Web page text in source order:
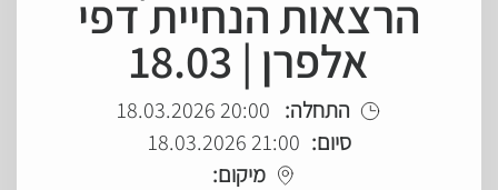
הרצאות הנחיית דפי
אלפרן | 18.03
התחלה: 20:00 18.03.2026
סיום: 21:00 18.03.2026
מיקום: